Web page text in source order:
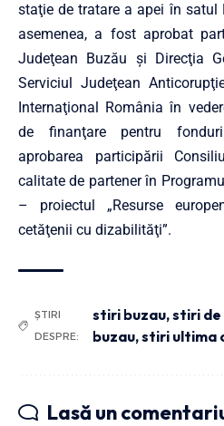
staţie de tratare a apei în satul
asemenea, a fost aprobat
Judeţean Buzău și Direcţia
Serviciul Judeţean
Internaţional România în
de finanţare pentru
aprobarea participării
calitate de partener în
– proiectul „Resurse
cetăţenii cu dizabilităţi”.
ȘTIRI
DESPRE:
stiri buzau,stiri de
buzau,stiri ultima
Lasă un